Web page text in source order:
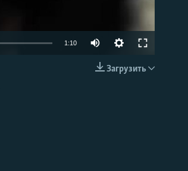
EMBED
1:10
Загрузить